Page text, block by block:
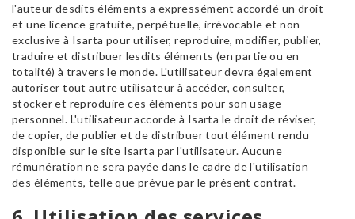
l'auteur desdits éléments a expressément accordé un droit
et une licence gratuite, perpétuelle, irrévocable et non
exclusive à Isarta pour utiliser, reproduire, modifier, publier,
traduire et distribuer lesdits éléments (en partie ou en
totalité) à travers le monde. L'utilisateur devra également
autoriser tout autre utilisateur à accéder, consulter,
stocker et reproduire ces éléments pour son usage
personnel. L'utilisateur accorde à Isarta le droit de réviser,
de copier, de publier et de distribuer tout élément rendu
disponible sur le site Isarta par l'utilisateur. Aucune
rémunération ne sera payée dans le cadre de l'utilisation
des éléments, telle que prévue par le présent contrat.